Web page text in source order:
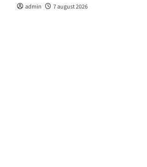
admin 7 august 2026